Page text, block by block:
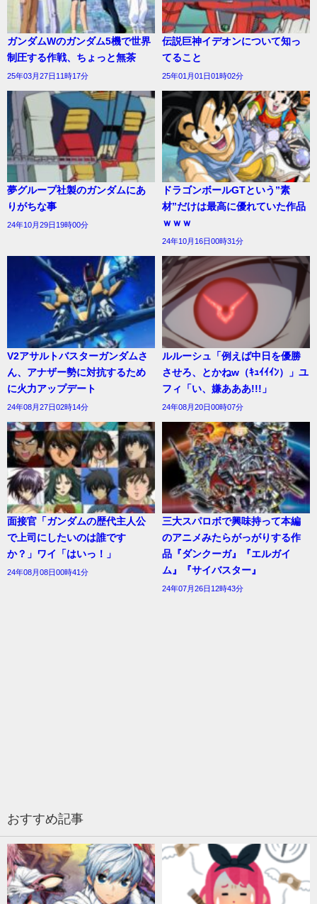
ガンダムWのガンダム5機で世界
制圧する作戦、ちょっと無茶
25年03月27日11時17分
伝説巨神イデオンについて知っ
てること
25年01月01日01時02分
夢グループ社製のガンダムにあ
りがちな事
24年10月29日19時00分
ドラゴンボールGTという”素
材”だけは最高に優れていた作品
ｗｗｗ
24年10月16日00時31分
V2アサルトバスターガンダムさ
ん、アナザー勢に対抗するため
に火力アップデート
24年08月27日02時14分
ルルーシュ「例えば中日を優勝
させろ、とかねw（ｷｭｲｲｲﾝ）」ユ
フィ「い、嫌あああ!!!」
24年08月20日00時07分
面接官「ガンダムの歴代主人公
で上司にしたいのは誰です
か？」ワイ「はいっ！」
24年08月08日00時41分
三大スパロボで興味持って本編
のアニメみたらがっがりする作
品『ダンクーガ』『エルガイ
ム』『サイバスター』
24年07月26日12時43分
おすすめ記事